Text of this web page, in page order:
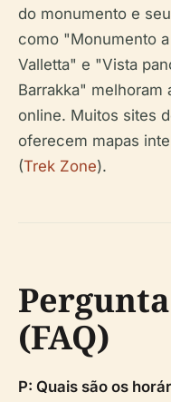
do monumento e
como "Monumento
Valletta" e "Vista
Barrakka" melhoram
online. Muitos sites
oferecem mapas
(Trek Zone).
(FAQ)
P: Quais são os